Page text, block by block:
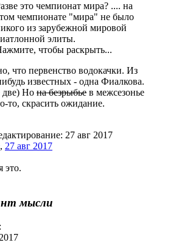
это чемпионат мира? .... на
чемпионате "мира" не было
из зарубежной мировой
элиты.
чтобы раскрыть...
что первенство водокачки. Из
известных - одна Фиалкова.
две) Но на безрыбье в межсезонье
то, скрасить ожидание.
27 авг 2017
, 27 авг 2017
это.
мысли